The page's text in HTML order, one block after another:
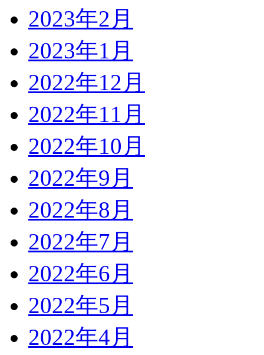
2023年2月
2023年1月
2022年12月
2022年11月
2022年10月
2022年9月
2022年8月
2022年7月
2022年6月
2022年5月
2022年4月